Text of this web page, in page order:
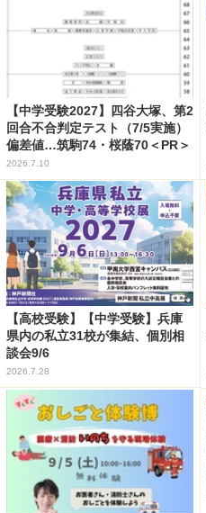
【中学受験2027】四谷大塚、第2
回合不合判定テスト（7/5実施）
偏差値…筑駒74・桜蔭70＜PR＞
2026.7.10
【高校受験】【中学受験】兵庫
県内の私立31校が集結、個別相
談会9/6
2026.7.28